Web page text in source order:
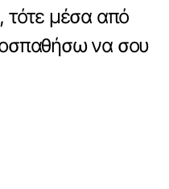
τότε μέσα από
να σου